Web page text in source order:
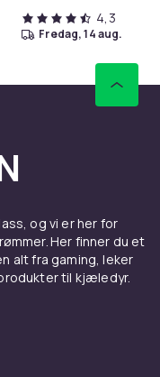
4,3
fredag, 14 aug.
og vi er her for
Her finner du et
alt fra gaming, leker
til kjæledyr.